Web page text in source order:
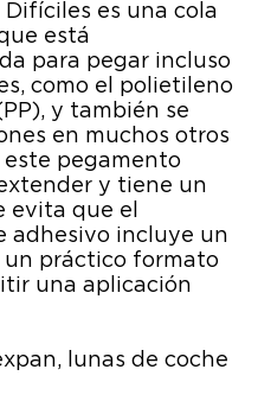
Difíciles es una cola
está
para pegar incluso
como el polietileno
y también se
en muchos otros
este pegamento
y tiene un
evita que el
adhesivo incluye un
práctico formato
una aplicación
lunas de coche